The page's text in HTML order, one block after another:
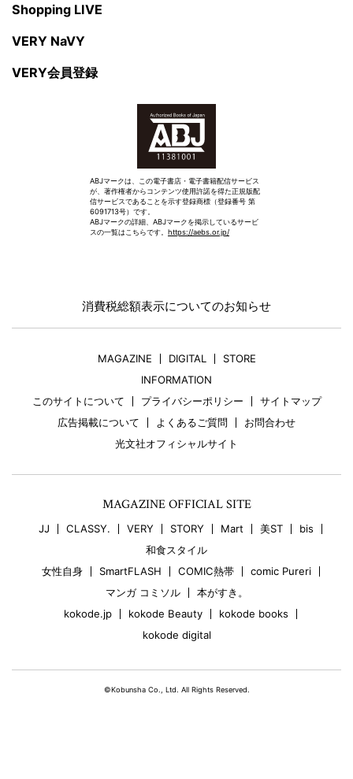
Shopping LIVE
VERY NaVY
VERY会員登録
ABJマークは、この電子書店・電子書籍配信サービス
が、著作権者からコンテンツ使用許諾を得た正規版配
信サービスであることを示す登録商標（登録番号 第
6091713号）です。
ABJマークの詳細、ABJマークを掲示しているサービ
スの一覧はこちらです。 https://aebs.or.jp/
消費税総額表示についてのお知らせ
MAGAZINE DIGITAL
STORE
INFORMATION
このサイトについて
プライバシーポリシー
サイトマップ
広告掲載について
よくあるご質問
お問合わせ
光文社オフィシャルサイト
MAGAZINE OFFICIAL SITE
JJ CLASSY. VERY STORY Mart 美ST
bis
和食スタイル
女性自身
SmartFLASH COMIC熱帯
comic Pureri
マンガ コミソル
本がすき。
kokode.jp
kokode Beauty
kokode books
kokode digital
©Kobunsha Co., Ltd. All Rights Reserved.